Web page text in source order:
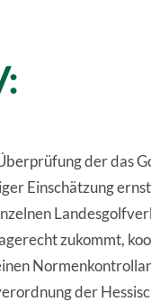
der das
Einschätzung
zukommt,
der